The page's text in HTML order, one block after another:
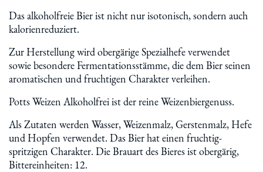
Das alkoholfreie Bier ist nicht nur isotonisch, sondern auch
kalorienreduziert.
Zur Herstellung wird obergärige Spezialhefe verwendet
sowie besondere Fermentationsstämme, die dem Bier seinen
aromatischen und fruchtigen Charakter verleihen.
Potts Weizen Alkoholfrei ist der reine Weizenbiergenuss.
Als Zutaten werden Wasser, Weizenmalz, Gerstenmalz, Hefe
und Hopfen verwendet. Das Bier hat einen fruchtig-
spritzigen Charakter. Die Brauart des Bieres ist obergärig,
Bittereinheiten: 12.